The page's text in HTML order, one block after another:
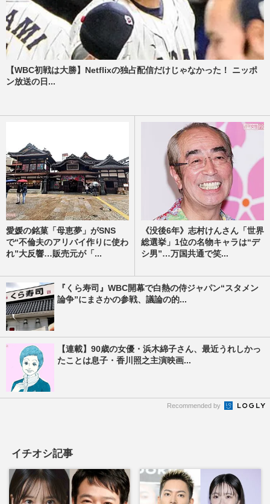
【WBC初戦は大勝】Netflixの独占配信だけじゃなかった！ ニッポ
ン放送の日...
愛媛の銘菓「母恵夢」がSNS
で“不倫夫のアリバイ作りに使わ
れ”大反響…販売元が「...
《没後6年》志村けんさん「世界
総選挙」1位の名物キャラは“デ
シ男”…万国共通で笑...
『くら寿司』WBC開幕で白熱の侍ジャパン“スタメン
論争”にまさかの参戦、議論の的...
【連載】90歳の女優・浜木綿子さん、最近うれしかっ
たことは息子・香川照之主演映画...
Recommended by
イチオシ記事